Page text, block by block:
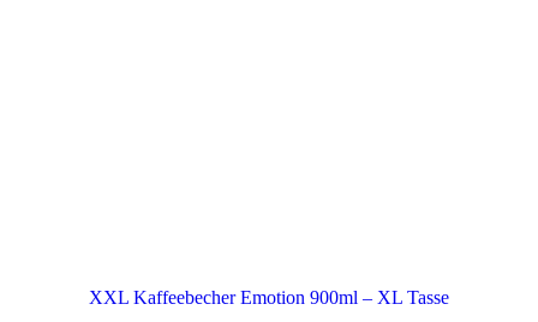
XXL Kaffeebecher Emotion 900ml – XL Tasse